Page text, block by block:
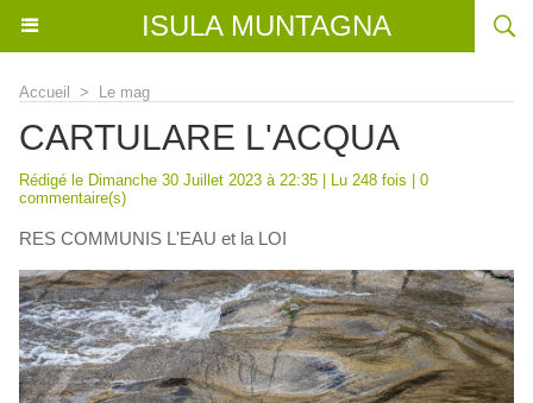
ISULA MUNTAGNA
Accueil > Le mag
CARTULARE L'ACQUA
Rédigé le Dimanche 30 Juillet 2023 à 22:35 | Lu 248 fois | 0
commentaire(s)
RES COMMUNIS L'EAU et la LOI